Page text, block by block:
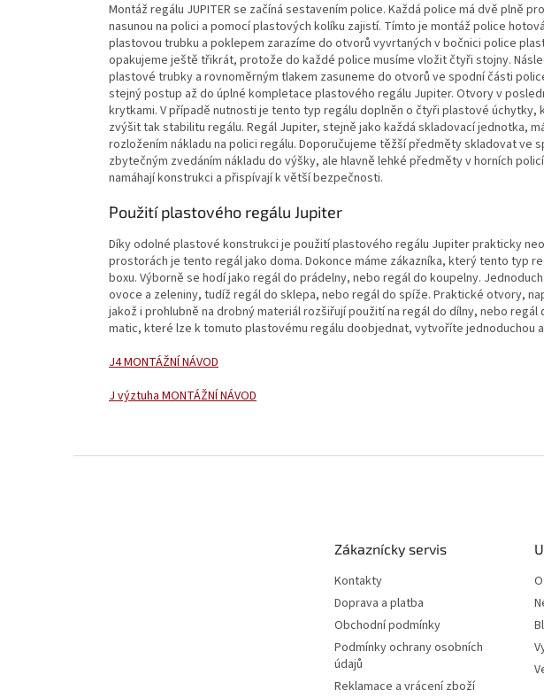
Montáž regálu JUPITER se začíná sestavením police. Každá police má dvě plně
nasunou na polici a pomocí plastových kolíku zajistí. Tímto je montáž police
plastovou trubku a poklepem zarazíme do otvorů vyvrtaných v bočnici police
opakujeme ještě třikrát, protože do každé police musíme vložit čtyři stojny.
plastové trubky a rovnoměrným tlakem zasuneme do otvorů ve spodní části
stejný postup až do úplné kompletace plastového regálu Jupiter. Otvory v
krytkami. V případě nutnosti je tento typ regálu doplněn o čtyři plastové úchytky,
zvýšit tak stabilitu regálu. Regál Jupiter, stejně jako každá skladovací jednotka,
rozložením nákladu na polici regálu. Doporučujeme těžší předměty skladovat ve
zbytečným zvedáním nákladu do výšky, ale hlavně lehké předměty v horních
namáhají konstrukci a přispívají k větší bezpečnosti.
Použití plastového regálu Jupiter
Díky odolné plastové konstrukci je použití plastového regálu Jupiter prakticky
prostorách je tento regál jako doma. Dokonce máme zákazníka, který tento typ
boxu. Výborně se hodí jako regál do prádelny, nebo regál do koupelny.
ovoce a zeleniny, tudíž regál do sklepa, nebo regál do spíže. Praktické otvory,
jakož i prohlubně na drobný materiál rozšiřují použití na regál do dílny, nebo
matic, které lze k tomuto plastovému regálu doobjednat, vytvoříte jednoduchou
J4 MONTÁŽNÍ NÁVOD
J výztuha MONTÁŽNÍ NÁVOD
Zákaznícky servis
Kontakty
Doprava a platba
Obchodní podmínky
Podmínky ochrany osobních
údajů
Reklamace a vrácení zboží